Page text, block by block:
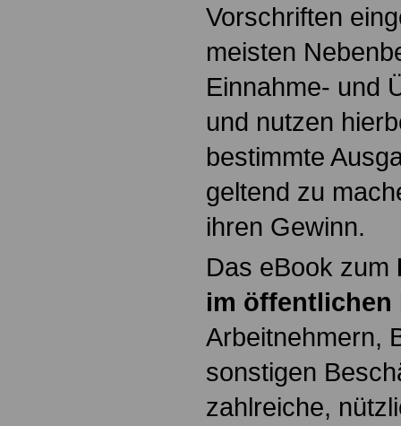
Vorschriften
meisten
Einnahme- und
und nutzen
bestimmte
geltend zu
ihren Gewinn.
Das eBook zum
im
Arbeitnehmern,
sonstigen
zahlreiche,